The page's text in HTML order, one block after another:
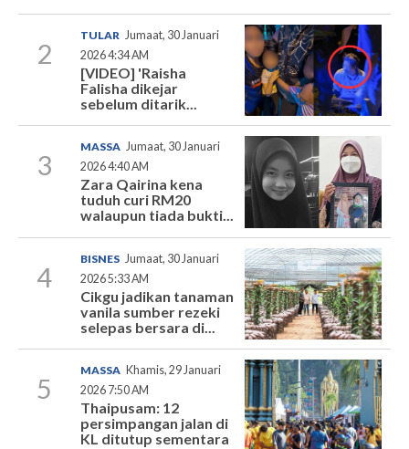
2
TULAR Jumaat, 30 Januari
2026 4:34 AM
[VIDEO] 'Raisha
Falisha dikejar
sebelum ditarik...
3
MASSA Jumaat, 30 Januari
2026 4:40 AM
Zara Qairina kena
tuduh curi RM20
walaupun tiada bukti...
4
BISNES Jumaat, 30 Januari
2026 5:33 AM
Cikgu jadikan tanaman
vanila sumber rezeki
selepas bersara di...
5
MASSA Khamis, 29 Januari
2026 7:50 AM
Thaipusam: 12
persimpangan jalan di
KL ditutup sementara